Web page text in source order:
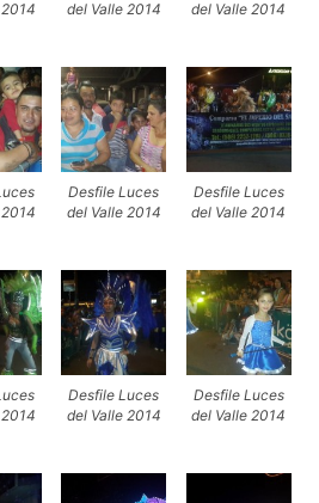
del Valle 2014
del Valle 2014
Desfile Luces
del Valle 2014
Desfile Luces
del Valle 2014
Desfile Luces
del Valle 2014
Desfile Luces
del Valle 2014